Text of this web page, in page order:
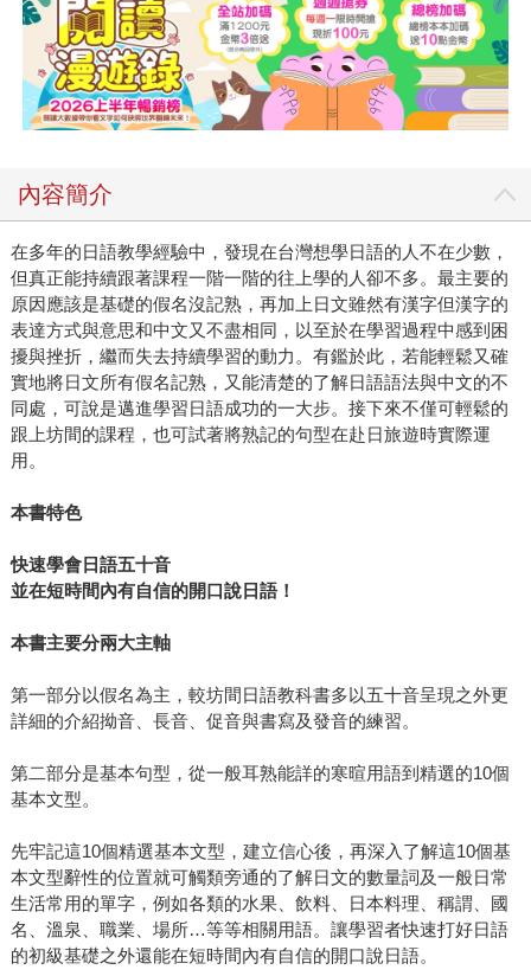
內容簡介
在多年的日語教學經驗中，發現在台灣想學日語的人不在少數，
但真正能持續跟著課程一階一階的往上學的人卻不多。最主要的
原因應該是基礎的假名沒記熟，再加上日文雖然有漢字但漢字的
表達方式與意思和中文又不盡相同，以至於在學習過程中感到困
擾與挫折，繼而失去持續學習的動力。有鑑於此，若能輕鬆又確
實地將日文所有假名記熟，又能清楚的了解日語語法與中文的不
同處，可說是邁進學習日語成功的一大步。接下來不僅可輕鬆的
跟上坊間的課程，也可試著將熟記的句型在赴日旅遊時實際運
用。
本書特色
快速學會日語五十音
並在短時間內有自信的開口說日語！
本書主要分兩大主軸
第一部分以假名為主，較坊間日語教科書多以五十音呈現之外更
詳細的介紹拗音、長音、促音與書寫及發音的練習。
第二部分是基本句型，從一般耳熟能詳的寒暄用語到精選的10個
基本文型。
先牢記這10個精選基本文型，建立信心後，再深入了解這10個基
本文型辭性的位置就可觸類旁通的了解日文的數量詞及一般日常
生活常用的單字，例如各類的水果、飲料、日本料理、稱謂、國
名、溫泉、職業、場所…等等相關用語。讓學習者快速打好日語
的初級基礎之外還能在短時間內有自信的開口說日語。